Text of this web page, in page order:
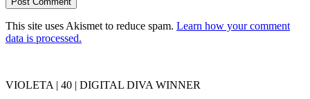
This site uses Akismet to reduce spam. Learn how your comment
data is processed.
VIOLETA | 40 | DIGITAL DIVA WINNER